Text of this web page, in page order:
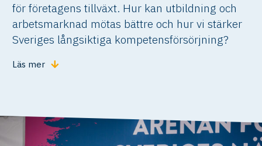
för företagens tillväxt. Hur kan utbildning och
arbetsmarknad mötas bättre och hur vi stärker
Sveriges långsiktiga kompetensförsörjning?
Läs mer